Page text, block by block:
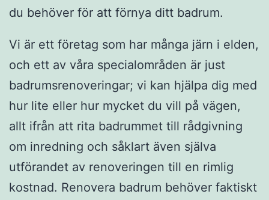
du behöver för att förnya ditt badrum.
Vi är ett företag som har många järn i elden,
och ett av våra specialområden är just
badrumsrenoveringar; vi kan hjälpa dig med
hur lite eller hur mycket du vill på vägen,
allt ifrån att rita badrummet till rådgivning
om inredning och såklart även själva
utförandet av renoveringen till en rimlig
kostnad. Renovera badrum behöver faktiskt